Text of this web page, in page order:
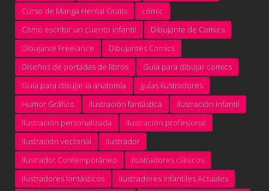
Curso de Manga Hentai Gratis
cómic
Cómo escribir un cuento infantil
Dibujante de Comics
Dibujante Freelance
Dibujantes Comics
Diseños de portadas de libros
Guía para dibujar comics
Guía para dibujar la anatomía
guías ilustradores
Humor Gráfico
ilustración fantástica
ilustración infantil
ilustración personalizada
ilustración profesional
ilustración vectorial
Ilustrador
Ilustrador Contemporáneo
ilustradores clásicos
Ilustradores fantásticos
Ilustradores Infantiles Actuales